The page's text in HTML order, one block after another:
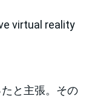
virtual reality
と主張。その